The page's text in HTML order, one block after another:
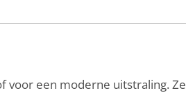
voor een moderne uitstraling. Ze